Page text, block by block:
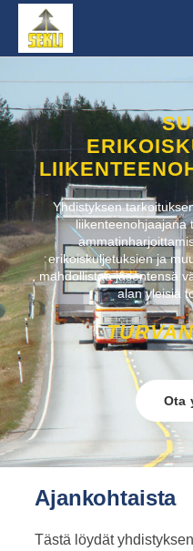
Yhdistyksen
liikenteenohjaajana
erikoiskuljetuksien ja
mahdollistaa jäsentensä
alan yleisiä
Ota
Ajankohtaista
Tästä löydät